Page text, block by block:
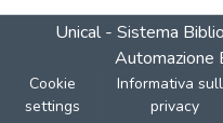
Unical - Sistema
Automazione
Cookie
settings
Informativa
privacy